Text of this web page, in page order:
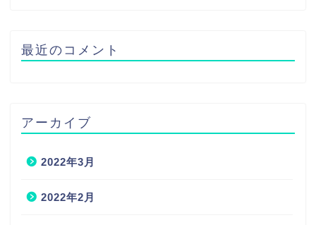
最近のコメント
アーカイブ
2022年3月
2022年2月